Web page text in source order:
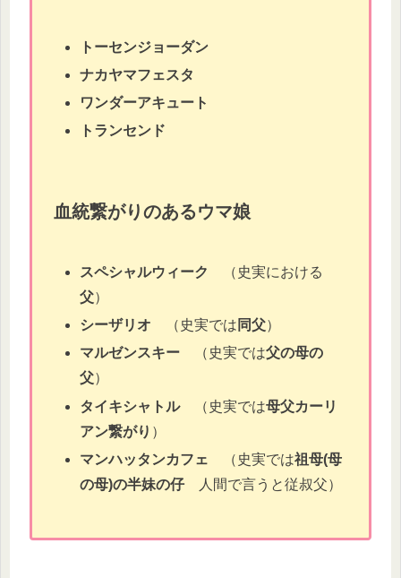
トーセンジョーダン
ナカヤマフェスタ
ワンダーアキュート
トランセンド
血統繋がりのあるウマ娘
スペシャルウィーク
（史実における
父）
シーザリオ （史実では 同父）
マルゼンスキー （史実では父の母の
父）
タイキシャトル（史実では母父カーリ
アン繋がり ）
マンハッタンカフェ （史実では祖母(母
の母)の半妹の仔 人間で言うと従叔父）